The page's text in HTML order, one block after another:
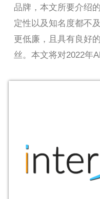
品牌，本文所要介绍
定性以及知名度都不
更低廉，且具有良好
丝。本文将对2022年